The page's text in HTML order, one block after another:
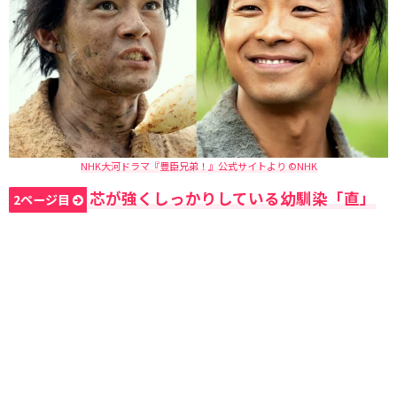
NHK大河ドラマ『豊臣兄弟！』公式サイトより ©NHK
2ページ目 芯が強くしっかりしている幼馴染「直」